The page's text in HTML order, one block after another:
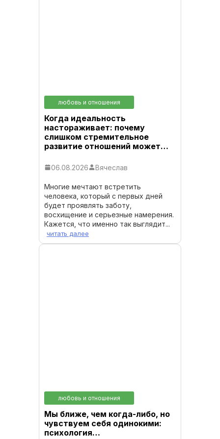
любовь и отношения
Когда идеальность
настораживает: почему
слишком стремительное
развитие отношений может…
06.08.2026 Вячеслав
Многие мечтают встретить
человека, который с первых дней
будет проявлять заботу,
восхищение и серьезные намерения.
Кажется, что именно так выглядит...
читать далее
любовь и отношения
Мы ближе, чем когда-либо, но
чувствуем себя одинокими:
психология…